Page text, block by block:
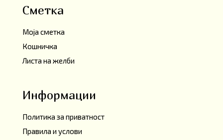
Сметка
Моја сметка
Кошничка
Листа на желби
Информации
Политика за приватност
Правила и услови